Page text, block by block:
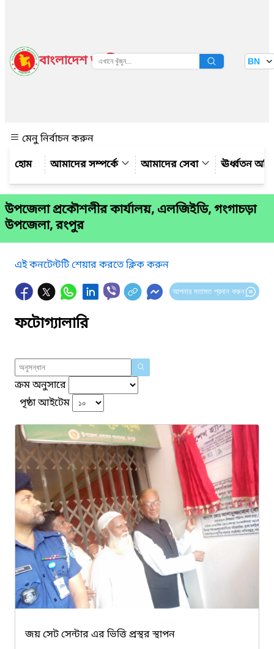
বাংলাদেশ জাতীয় তথ্য বাতায়ন BN
মেনু নির্বাচন করুন
আমাদের সম্পর্কে
আমাদের সেবা ঊর্ধ্বতন
উপজেলা প্রকৌশলীর কার্যালয়, এলজিইডি, গংগাচড়া
উপজেলা, রংপুর
এই কনটেন্টটি শেয়ার করতে ক্লিক করুন
আপনার মতামত প্রদান করুন
ফটোগ্যালারি
ক্রম অনুসারে
পৃষ্ঠা আইটেম
জয় সেট সেন্টার এর ভিত্তি প্রস্থর স্থাপন